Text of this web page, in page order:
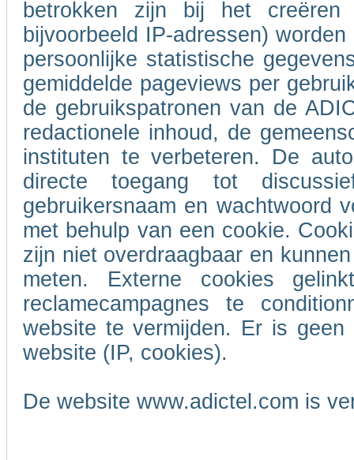
betrokken zijn bij het
bijvoorbeeld IP-adressen)
persoonlijke statistische
gemiddelde pageviews per
de gebruikspatronen van de
redactionele inhoud, de
instituten te verbeteren. De
directe toegang tot
gebruikersnaam en wachtwoord
met behulp van een cookie.
zijn niet overdraagbaar en
meten. Externe cookies
reclamecampagnes te
website te vermijden. Er is geen
website (IP, cookies).
De website www.adictel.com is